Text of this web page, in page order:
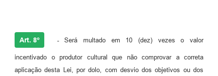
Art. 8º -Será multado em 10 (dez) vezes o valor
incentivado o produtor cultural que não comprovar a correta
aplicação desta Lei, por dolo, com desvio dos objetivos ou dos